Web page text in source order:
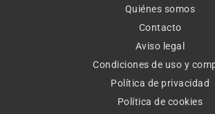
Quiénes somos
Contacto
Aviso legal
Condiciones de uso y
Política de privacidad
Política de cookies